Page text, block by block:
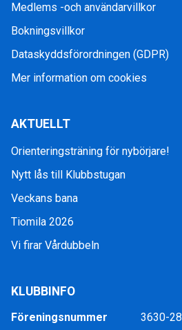
Medlems -och användarvillkor
Bokningsvillkor
Dataskyddsförordningen (GDPR)
Mer information om cookies
AKTUELLT
Orienteringsträning för nybörjare!
Nytt lås till Klubbstugan
Veckans bana
Tiomila 2026
Vi firar Vårdubbeln
KLUBBINFO
Föreningsnummer 3630-28